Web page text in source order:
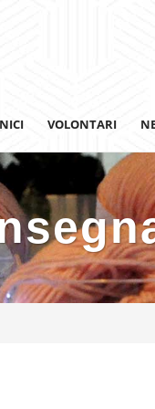
un Ospedale
Building
VOLONTARI